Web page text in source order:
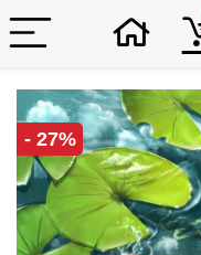
- 27%